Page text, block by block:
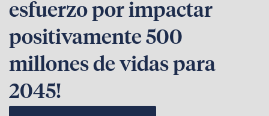
esfuerzo por impactar
positivamente 500
millones de vidas para
2045!